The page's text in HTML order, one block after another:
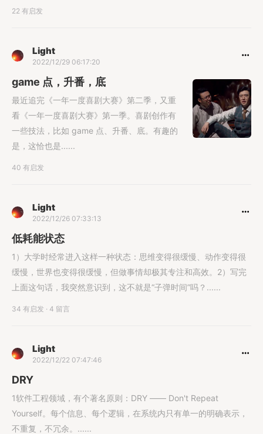
22 有启发
Light
2022/12/29 06:17:20
game 点，升番，底
最近追完《一年一度喜剧大赛》第二季，又重
看《一年一度喜剧大赛》第一季。喜剧创作有
一些技法，比如 game 点、升番、底。有趣的
是，这恰也是......
40 有启发
Light
2022/12/26 07:33:13
低耗能状态
1）大学时经常进入这样一种状态：思维变得很缓慢、动作变得很
缓慢，世界也变得很缓慢，但做事情却极其专注和高效。2）写完
上面这句话，我突然意识到，这不就是“子弹时间”吗？......
34 有启发 · 4 留言
Light
2022/12/22 07:47:46
DRY
1软件工程领域，有个著名原则：DRY —— Don't Repeat
Yourself。每个信息、每个逻辑，在系统内只有单一的明确表示，
不重复，不冗余。......